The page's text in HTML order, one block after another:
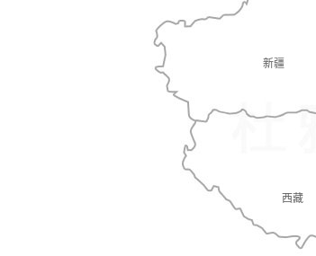
新疆
西藏